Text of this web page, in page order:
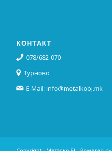
КОНТАКТ
078/682-070
Турново
E-Mail: info@metalkobj.mk